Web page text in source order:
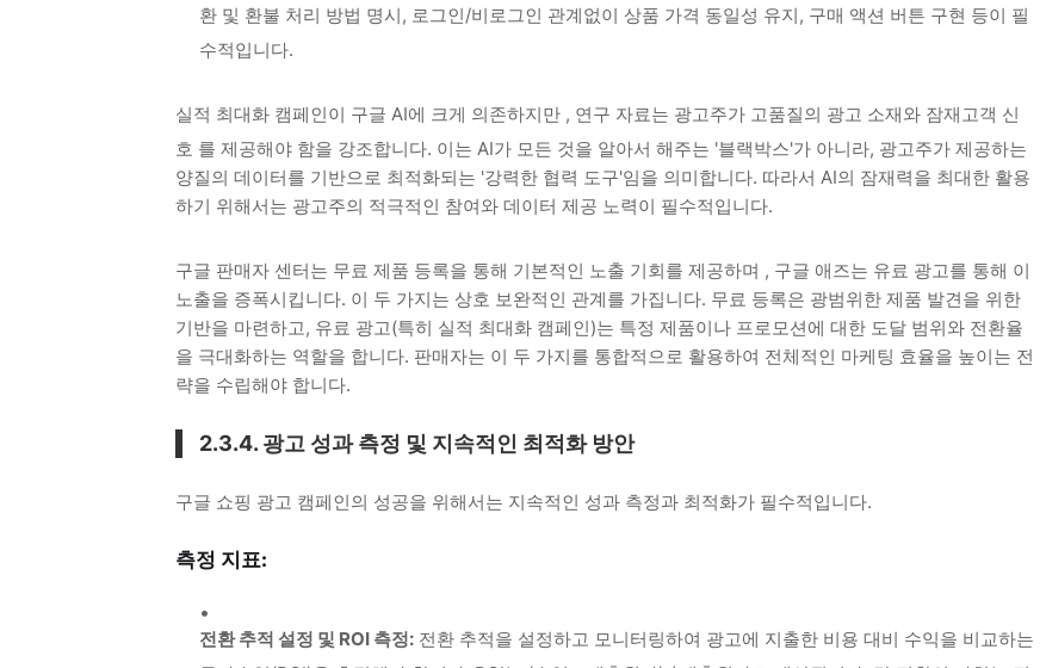
환 및 환불 처리 방법 명시, 로그인/비로그인 관계없이 상품 가격 동일성 유지, 구매 액션 버튼 구현 등이 필
수적입니다.
실적 최대화 캠페인이 구글 AI에 크게 의존하지만 , 연구 자료는 광고주가 고품질의 광고 소재와 잠재고객 신
호 를 제공해야 함을 강조합니다. 이는 AI가 모든 것을 알아서 해주는 '블랙박스'가 아니라, 광고주가 제공하는
양질의 데이터를 기반으로 최적화되는 '강력한 협력 도구'임을 의미합니다. 따라서 AI의 잠재력을 최대한 활용
하기 위해서는 광고주의 적극적인 참여와 데이터 제공 노력이 필수적입니다.
구글 판매자 센터는 무료 제품 등록을 통해 기본적인 노출 기회를 제공하며 , 구글 애즈는 유료 광고를 통해 이
노출을 증폭시킵니다. 이 두 가지는 상호 보완적인 관계를 가집니다. 무료 등록은 광범위한 제품 발견을 위한
기반을 마련하고, 유료 광고(특히 실적 최대화 캠페인)는 특정 제품이나 프로모션에 대한 도달 범위와 전환율
을 극대화하는 역할을 합니다. 판매자는 이 두 가지를 통합적으로 활용하여 전체적인 마케팅 효율을 높이는 전
략을 수립해야 합니다.
2.3.4. 광고 성과 측정 및 지속적인 최적화 방안
구글 쇼핑 광고 캠페인의 성공을 위해서는 지속적인 성과 측정과 최적화가 필수적입니다.
측정 지표:
전환 추적 설정 및 ROI 측정: 전환 추적을 설정하고 모니터링하여 광고에 지출한 비용 대비 수익을 비교하는